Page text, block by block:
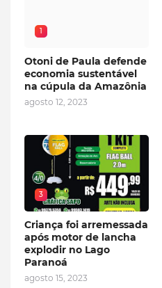
1
Otoni de Paula defende
economia sustentável
na cúpula da Amazônia
agosto 12, 2023
3
Criança foi arremessada
após motor de lancha
explodir no Lago
Paranoá
agosto 15, 2023